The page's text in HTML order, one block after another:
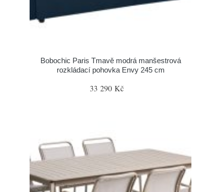
Bobochic Paris Tmavě modrá manšestrová
rozkládací pohovka Envy 245 cm
33 290 Kč